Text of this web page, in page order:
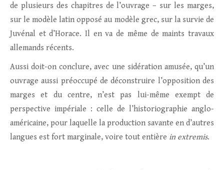
de plusieurs des chapitres de l’ouvrage – sur les marges,
sur le modèle latin opposé au modèle grec, sur la survie de
Juvénal et d’Horace. Il en va de même de maints travaux
allemands récents.
Aussi doit-on conclure, avec une sidération amusée, qu’un
ouvrage aussi préoccupé de déconstruire l’opposition des
marges et du centre, n’est pas lui-même exempt de
perspective impériale : celle de l’historiographie anglo-
américaine, pour laquelle la production savante en d’autres
langues est fort marginale, voire tout entière in extremis.